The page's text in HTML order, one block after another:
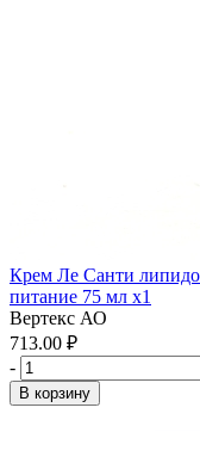
Крем Ле Санти
питание 75 мл x1
Вертекс АО
713.00 ₽
-
В корзину